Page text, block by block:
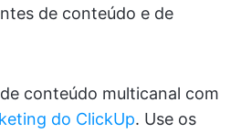
de conteúdo e de
conteúdo multicanal com
do ClickUp. Use os